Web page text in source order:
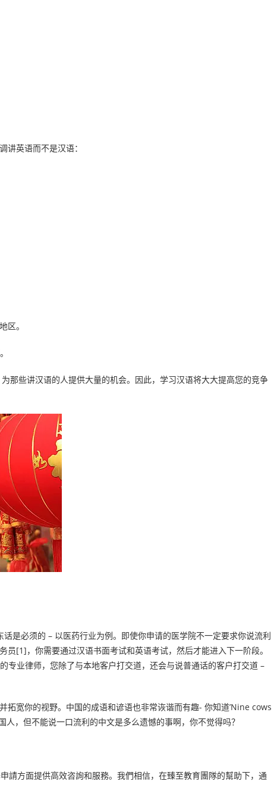
英语而不是汉语：
区。
那些讲汉语的人提供大量的机会。因此，学习汉语将大大提高您的竞争
是必须的 – 以医药行业为例。即使你申请的医学院不一定要求你说流利
[1]，你需要通过汉语书面考试和英语考试，然后才能进入下一阶段。
专业律师，您除了与本地客户打交道，还会与说普通话的客户打交道 –
宽你的视野。中国的成语和谚语也非常诙谐而有趣- 你知道’Nine cows
，但不能说一口流利的中文是多么遗憾的事啊，你不觉得吗？
方面提供高效咨詢和服務。我們相信，在臻至教育團隊的幫助下，通